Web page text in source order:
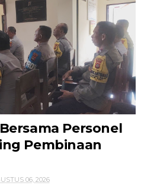
Personel
Pembinaan
06, 2026